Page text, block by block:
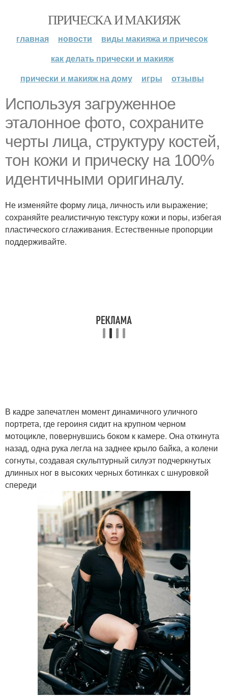
ПРИЧЕСКА И МАКИЯЖ
главная новости
виды макияжа и причесок
как делать прически и макияж
прически и макияж на дому
игры отзывы
Используя загруженное
эталонное фото, сохраните
черты лица, структуру костей,
тон кожи и прическу на 100%
идентичными оригиналу.
Не изменяйте форму лица, личность или выражение;
сохраняйте реалистичную текстуру кожи и поры, избегая
пластического сглаживания. Естественные пропорции
поддерживайте.
В кадре запечатлен момент динамичного уличного
портрета, где героиня сидит на крупном черном
мотоцикле, повернувшись боком к камере. Она откинута
назад, одна рука легла на заднее крыло байка, а колени
согнуты, создавая скульптурный силуэт подчеркнутых
длинных ног в высоких черных ботинках с шнуровкой
спереди